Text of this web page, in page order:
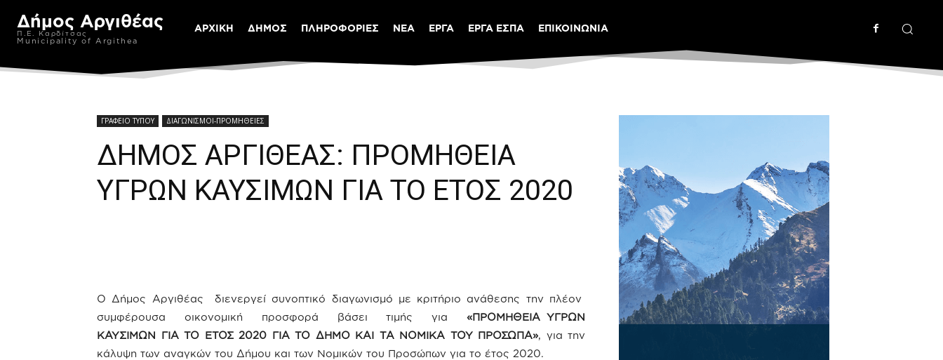
Δήμος Αργιθέας
Π.Ε. Καρδίτσας
Municipality of Argithea
ΑΡΧΙΚΗ ΔΗΜΟΣ ΠΛΗΡΟΦΟΡΙΕΣ ΝΕΑ ΕΡΓΑ ΕΡΓΑ ΕΣΠΑ ΕΠΙΚΟΙΝΩΝΙΑ
ΓΡΑΦΕΙΟ ΤΥΠΟΥ ΔΙΑΓΩΝΙΣΜΟΙ-ΠΡΟΜΗΘΕΙΕΣ
ΔΗΜΟΣ ΑΡΓΙΘΕΑΣ: ΠΡΟΜΗΘΕΙΑ
ΥΓΡΩΝ ΚΑΥΣΙΜΩΝ ΓΙΑ ΤΟ ΕΤΟΣ 2020
Ο Δήμος Αργιθέας διενεργεί συνοπτικό διαγωνισμό με κριτήριο ανάθεσης την πλέον
συμφέρουσα οικονομική προσφορά βάσει τιμής για«ΠΡΟΜΗΘΕΙΑ ΥΓΡΩΝ
ΚΑΥΣΙΜΩΝ ΓΙΑ ΤΟ ΕΤΟΣ 2020 ΓΙΑ ΤΟ ΔΗΜΟ ΚΑΙ ΤΑ ΝΟΜΙΚΑ ΤΟΥ ΠΡΟΣΩΠΑ», για την
κάλυψη των αναγκών του Δήμου και των Νομικών του Προσώπων για το έτος 2020.